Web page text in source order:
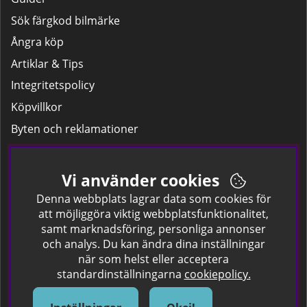
Sök färgkod bilmärke
Ångra köp
Artiklar & Tips
Integritetspolicy
Köpvillkor
Byten och reklamationer
Leverans
Hitta färgkoden på bilen.
Företagskund
Om oss
Om Spraycan
Vi använder cookies
Denna webbplats lagrar data som cookies för
att möjliggöra viktig webbplatsfunktionalitet,
samt marknadsföring, personliga annonser
och analys. Du kan ändra dina inställningar
när som helst eller acceptera
standardinställningarna cookiepolicy.